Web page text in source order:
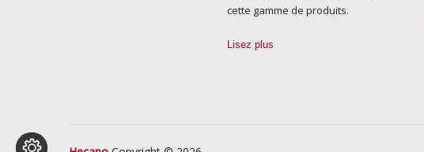
cette gamme de produits.
Lisez plus